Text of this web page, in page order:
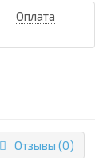
Оплата
Отзывы (0)